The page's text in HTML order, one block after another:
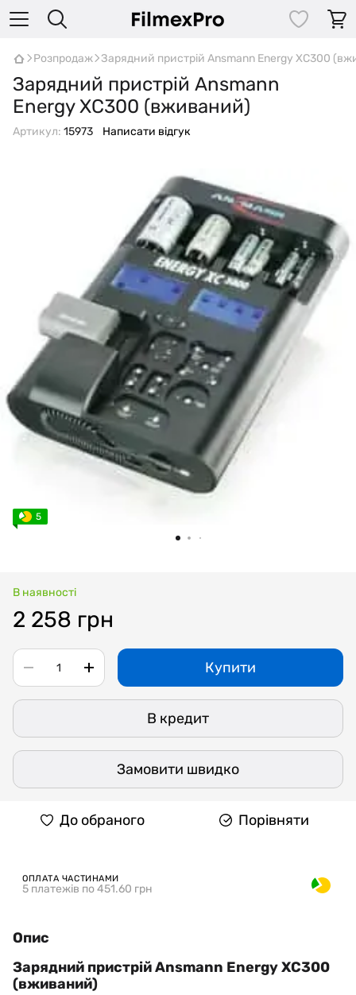
Розпродаж Зарядний пристрій Ansmann Energy ХС300
Зарядний пристрій Ansmann
Energy ХС300 (вживаний)
Артикул: 15973 Написати відгук
5
В наявності
2 258 грн
Купити
В кредит
Замовити швидко
До обраного Порівняти
ОПЛАТА ЧАСТИНАМИ
5 платежів по 451.60 грн
Опис
Зарядний пристрій Ansmann Energy ХС300
(вживаний)